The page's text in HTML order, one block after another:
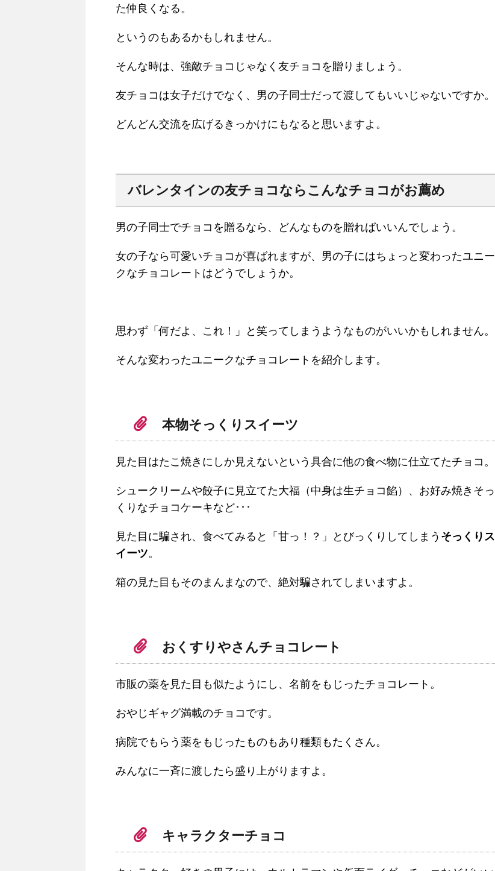
た仲良くなる。
というのもあるかもしれません。
そんな時は、強敵チョコじゃなく友チョコを贈りましょう。
友チョコは女子だけでなく、男の子同士だって渡してもいいじゃないですか。
どんどん交流を広げるきっかけにもなると思いますよ。
バレンタインの友チョコならこんなチョコがお薦め
男の子同士でチョコを贈るなら、どんなものを贈ればいいんでしょう。
女の子なら可愛いチョコが喜ばれますが、男の子にはちょっと変わったユニー
クなチョコレートはどうでしょうか。
思わず「何だよ、これ！」と笑ってしまうようなものがいいかもしれません。
そんな変わったユニークなチョコレートを紹介します。
本物そっくりスイーツ
見た目はたこ焼きにしか見えないという具合に他の食べ物に仕立てたチョコ。
シュークリームや餃子に見立てた大福（中身は生チョコ餡）、お好み焼きそっ
くりなチョコケーキなど･･･
見た目に騙され、食べてみると「甘っ！？」とびっくりしてしまう そっくりス
イーツ。
箱の見た目もそのまんまなので、絶対騙されてしまいますよ。
おくすりやさんチョコレート
市販の薬を見た目も似たようにし、名前をもじったチョコレート。
おやじギャグ満載のチョコです。
病院でもらう薬をもじったものもあり種類もたくさん。
みんなに一斉に渡したら盛り上がりますよ。
キャラクターチョコ